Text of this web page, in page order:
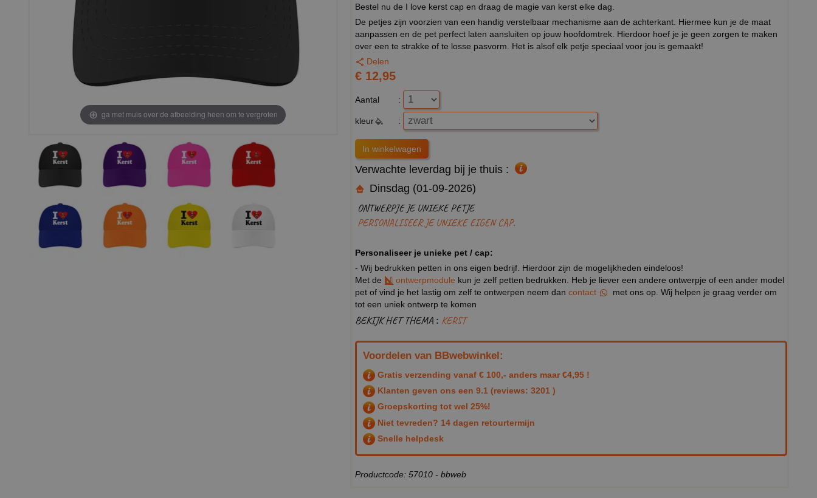
ga met muis over de afbeelding heen om te vergroten
Bestel nu de I love kerst cap en draag de magie van kerst elke dag.
De petjes zijn voorzien van een handig verstelbaar mechanisme aan de achterkant. Hiermee kun je de maat
aanpassen en de pet perfect laten aansluiten op jouw hoofdomtrek. Hierdoor hoef je je geen zorgen te maken
over een te strakke of te losse pasvorm. Het is alsof elk petje speciaal voor jou is gemaakt!
Delen
€ 12,95
Aantal :
kleur :
Verwachte leverdag bij je thuis :
Dinsdag (01-09-2026)
ONTWERPJE JE UNIEKE PETJE
PERSONALISEER JE UNIEKE EIGEN CAP.
Personaliseer je unieke pet / cap:
- Wij bedrukken petten in ons eigen bedrijf. Hierdoor zijn de mogelijkheden eindeloos!
Met de
ontwerpmodule kun je zelf petten bedrukken. Heb je liever een andere ontwerpje of een ander model
pet of vind je het lastig om zelf te ontwerpen neem dan contact
met ons op. Wij helpen je graag verder om
tot een uniek ontwerp te komen
BEKIJK HET THEMA : KERST
Voordelen van BBwebwinkel:
Gratis verzending vanaf € 100,- anders maar €4,95 !
Klanten geven ons een 9.1 (reviews: 3201 )
Groepskorting tot wel 25%!
Niet tevreden? 14 dagen retourtermijn
Snelle helpdesk
Productcode: 57010 - bbweb